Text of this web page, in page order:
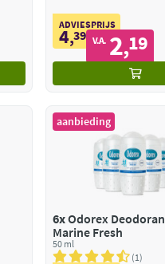
ADVIESPRIJS
4,39 V.A. 2,19
aanbieding
6xOdorex
Marine Fresh
50 ml
1